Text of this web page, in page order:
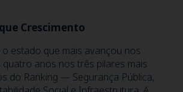
Crescimento
o estado que mais avançou nos
quatro anos nos três pilares mais
do Ranking — Segurança Pública,